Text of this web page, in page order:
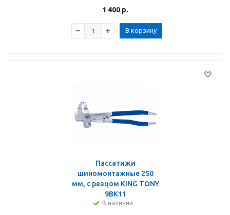
1 400 р.
В корзину
Пассатижи
шиномонтажные 250
мм, с резцом KING TONY
9BK11
В наличии